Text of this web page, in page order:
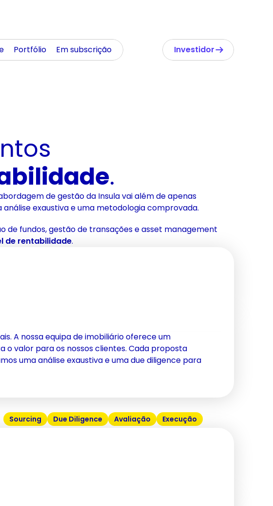
Portfólio Em subscrição Investidor
.
de gestão da Insula vai além de apenas
análise exaustiva e uma metodologia comprovada.
de fundos, gestão de transações e asset management
de rentabilidade.
A nossa equipa de imobiliário oferece um
valor para os nossos clientes. Cada proposta
uma análise exaustiva e uma due diligence para
Sourcing Due Diligence Avaliação Execução